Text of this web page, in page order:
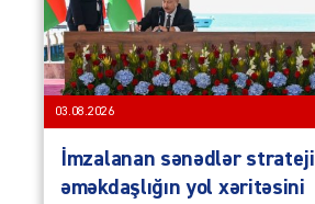
03.08.2026
İmzalanan sənədlər strateji
əməkdaşlığın yol xəritəsini